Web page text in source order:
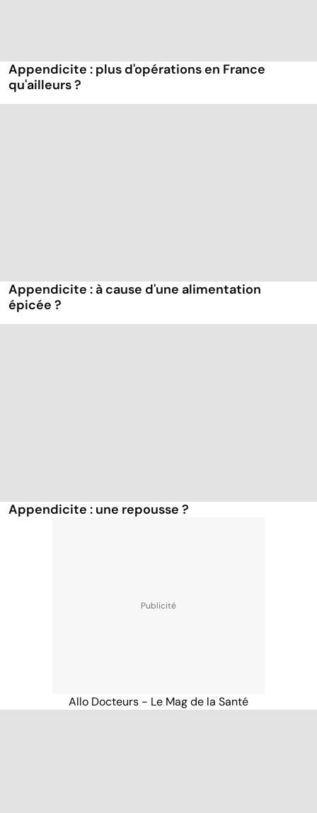
Appendicite : plus d'opérations en France
qu'ailleurs ?
Appendicite : à cause d'une alimentation
épicée ?
Appendicite : une repousse ?
Allo Docteurs - Le Mag de la Santé